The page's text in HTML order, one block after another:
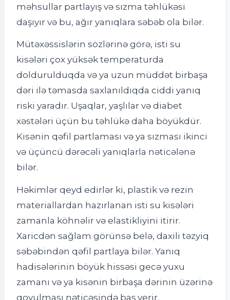
məhsullar partlayış və sızma təhlükəsi
daşıyır və bu, ağır yanıqlara səbəb ola bilər.
Mütəxəssislərin sözlərinə görə, isti su
kisələri çox yüksək temperaturda
doldurulduqda və ya uzun müddət birbaşa
dəri ilə təmasda saxlanıldıqda ciddi yanıq
riski yaradır. Uşaqlar, yaşlılar və diabet
xəstələri üçün bu təhlükə daha böyükdür.
Kisənin qəfil partlaması və ya sızması ikinci
və üçüncü dərəcəli yanıqlarla nəticələnə
bilər.
Həkimlər qeyd edirlər ki, plastik və rezin
materiallardan hazırlanan isti su kisələri
zamanla köhnəlir və elastikliyini itirir.
Xaricdən sağlam görünsə belə, daxili təzyiq
səbəbindən qəfil partlaya bilər. Yanıq
hadisələrinin böyük hissəsi gecə yuxu
zamanı və ya kisənin birbaşa dərinin üzərinə
qoyulması nəticəsində baş verir.